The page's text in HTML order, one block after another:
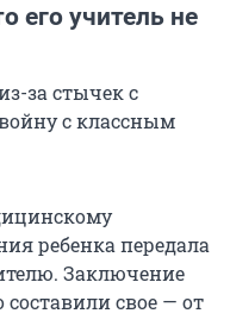
его учитель не
за стычек с
с классным
ребенка передала
Заключение
свое — от